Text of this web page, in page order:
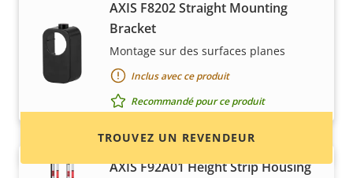
AXIS F8202 Straight Mounting
Bracket
Montage sur des surfaces planes
Inclus avec ce produit
Recommandé pour ce produit
AXIS F92A01 Height Strip Housing
Trouvez des revendeurs, des intégrateurs
système et des installateurs de produits et de
systèmes Axis.
TROUVEZ UN REVENDEUR